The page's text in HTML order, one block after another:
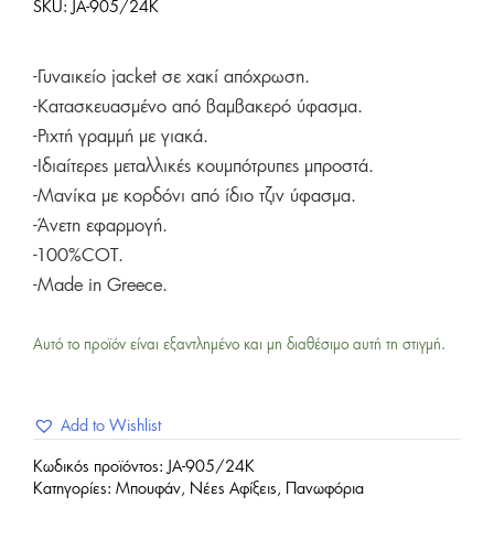
SKU:
JA-905/24K
-Γυναικείο jacket σε χακί απόχρωση.
-Κατασκευασμένο από βαμβακερό ύφασμα.
-Ριχτή γραμμή με γιακά.
-Ιδιαίτερες μεταλλικές κουμπότρυπες μπροστά.
-Μανίκα με κορδόνι από ίδιο τζιν ύφασμα.
-Άνετη εφαρμογή.
-100%COT.
-Made in Greece.
Αυτό το προϊόν είναι εξαντλημένο και μη διαθέσιμο αυτή τη στιγμή.
Add to Wishlist
Κωδικός προϊόντος:
JA-905/24K
Κατηγορίες: Μπουφάν, Νέες Αφίξεις , Πανωφόρια